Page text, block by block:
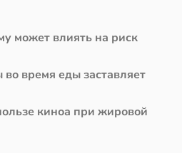
может влиять на риск
время еды заставляет
киноа при жировой